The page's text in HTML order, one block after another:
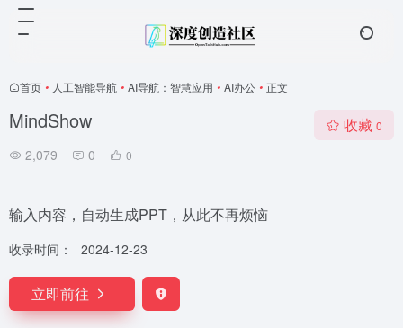
首页 • 人工智能导航 • AI导航：智慧应用 • AI办公 • 正文
MindShow
2,079 0 0
收藏 0
输入内容，自动生成PPT，从此不再烦恼
收录时间： 2024-12-23
立即前往